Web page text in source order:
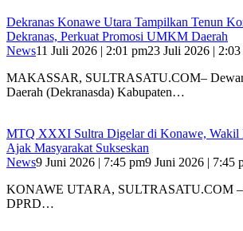
Dekranas Konawe Utara Tampilkan Tenun
Dekranas, Perkuat Promosi UMKM Daerah
News11 Juli 2026 | 2:01 pm23 Juli 2026 |
MAKASSAR, SULTRASATU.COM–
Daerah (Dekranasda) Kabupaten…
MTQ XXXI Sultra Digelar di Konawe, Wakil
Ajak Masyarakat Sukseskan
News9 Juni 2026 | 7:45 pm9 Juni 2026 | 7:45
KONAWE UTARA, SULTRASATU.COM
DPRD…